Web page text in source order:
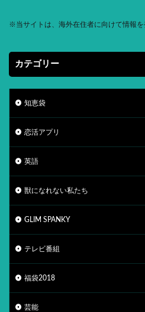
※当サイトは、海外在住者に向けて情報を
カテゴリー
知恵袋
恋活アプリ
英語
獣になれない私たち
GLIM SPANKY
テレビ番組
福袋2018
芸能